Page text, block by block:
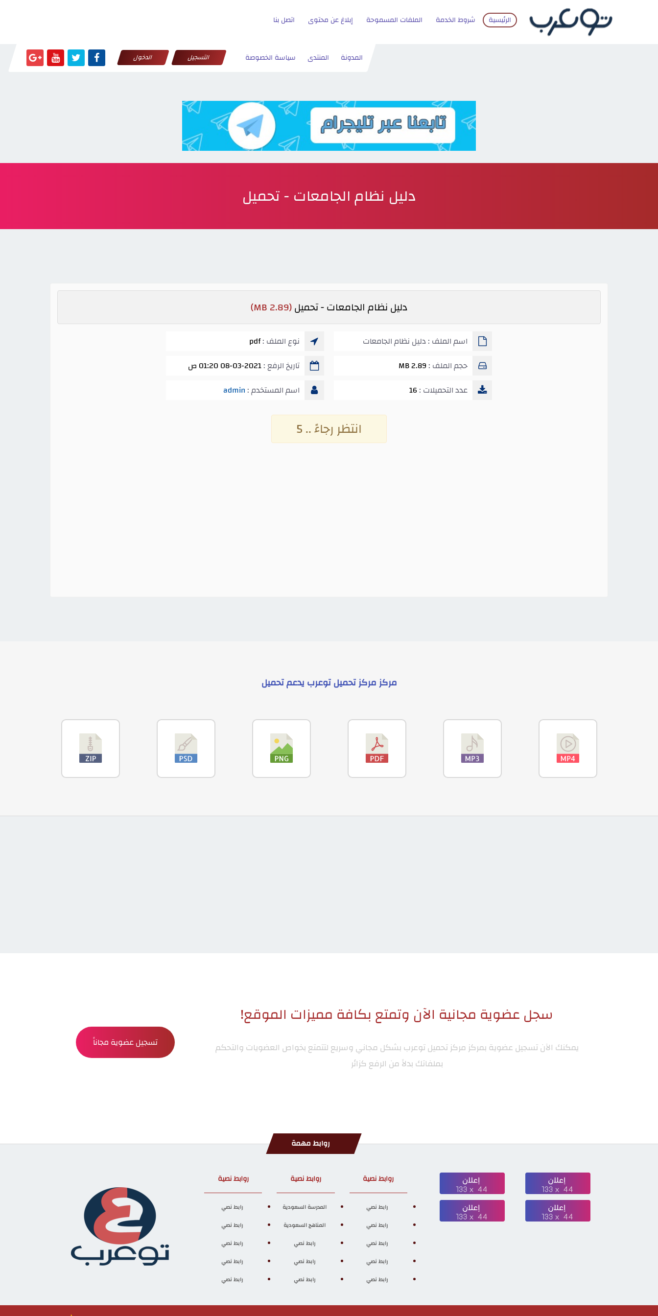
الرئيسية شروط الخدمة الملفات المسموحة إبلاغ عن محتوى اتصل بنا
المدونة المنتدى سياسة الخصوصة التسجيل الدخول
دليل نظام الجامعات - تحميل
دليل نظام الجامعات - تحميل(2.89 MB)
اسم الملف : دليل نظام الجامعات نوع الملف :pdf
حجم الملف :2.89 MB تاريخ الرفع :08-03-2021 01:20 ص
عدد التحميلات : 16 اسم المستخدم : admin
انتظر رجاءً .. 5
مركزمركز تحميل توعرب يدعمتحميل
سجل عضوية مجانية الآن وتمتع بكافة مميزات الموقع!
يمكنك الآن تسجيل عضوية بمركزمركز تحميل توعرببشكل مجاني وسريع لتتمتع بخواص العضويات والتحكم
بملفاتك بدلاً من الرفع كزائر
تسجيل عضوية مجاناً
روابط مهمة
روابط نصية
رابط نصي
رابط نصي
رابط نصي
رابط نصي
رابط نصي
روابط نصية
المدرسة السعودية
المناهج السعودية
رابط نصي
رابط نصي
رابط نصي
روابط نصية
رابط نصي
رابط نصي
رابط نصي
رابط نصي
رابط نصي